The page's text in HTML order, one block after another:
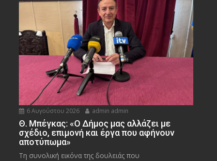
6 Αυγούστου 2026 admin admin
Θ. Μπέγκας: «Ο Δήμος μας αλλάζει με
σχέδιο, επιμονή και έργα που αφήνουν
αποτύπωμα»
Τη συνολική εικόνα της δουλειάς που